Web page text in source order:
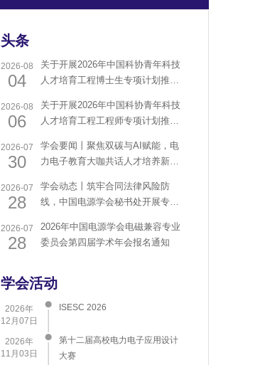
头条
2026-08
04
关于开展2026年中国科协青年科技
人才培育工程博士生专项计划推荐
2026-08
06
关于开展2026年中国科协青年科技
人才培育工程工程师专项计划推荐
2026-07
30
学会要闻丨聚焦双碳与AI赋能，电
力电子教育大咖共话人才培养新路
2026-07
28
学会动态丨筑牢合同法律风险防
线，中国电源学会秘书处开展专题
2026-07
28
2026年中国电源学会电磁兼容专业
委员会第四届学术年会报名通知
学会活动
2026年
12月07日
ISESC 2026
2026年
11月03日
第十二届高校电力电子应用设计
大赛